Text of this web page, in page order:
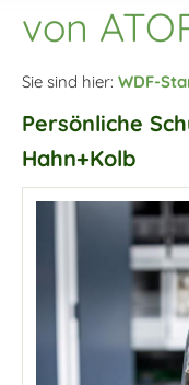
von
Sie sind hier: WDF-
Persönliche
Hahn+Kolb